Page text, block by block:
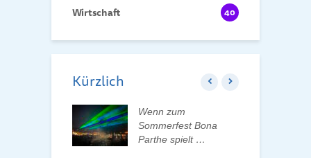
Wirtschaft 40
Kürzlich
Wenn zum
Sommerfest Bona
Parthe spielt …